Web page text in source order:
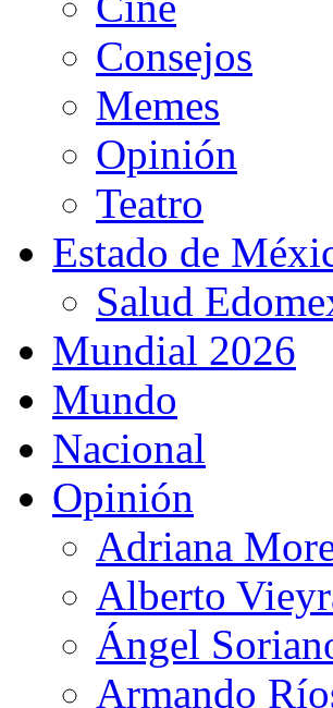
Consejos
Memes
Opinión
Teatro
Estado de
Salud
Mundial 2026
Mundo
Nacional
Opinión
Adriana
Alberto
Ángel
Armando